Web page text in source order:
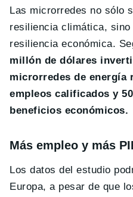
Las microrredes no sólo
resiliencia climática, sino
resiliencia económica.
millón de dólares
microrredes de energía
empleos calificados y
beneficios económicos.
Más empleo y más
Los datos del estudio
Europa, a pesar de que